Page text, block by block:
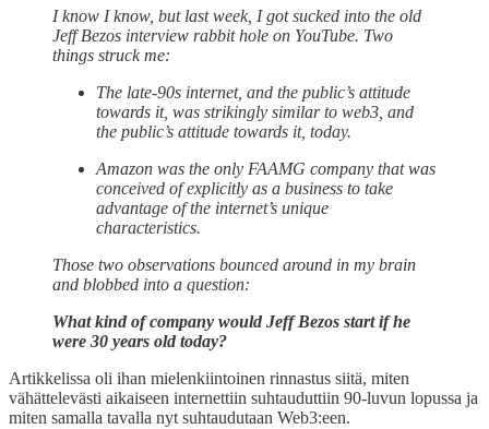
I know I know, but last week, I got sucked into the old
Jeff Bezos interview rabbit hole on YouTube. Two
things struck me:
The late-90s internet, and the public’s attitude
towards it, was strikingly similar to web3, and
the public’s attitude towards it, today.
Amazon was the only FAAMG company that was
conceived of explicitly as a business to take
advantage of the internet’s unique
characteristics.
Those two observations bounced around in my brain
and blobbed into a question:
What kind of company would Jeff Bezos start if he
were 30 years old today?
Artikkelissa oli ihan mielenkiintoinen rinnastus siitä, miten
vähättelevästi aikaiseen internettiin suhtauduttiin 90-luvun lopussa ja
miten samalla tavalla nyt suhtaudutaan Web3:een.